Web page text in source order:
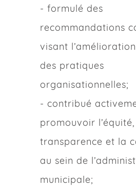
- formulé des
recommandations
visant
des pratiques
organisationnelles;
- contribué
promouvoir
transparence et la
au sein de
municipale;